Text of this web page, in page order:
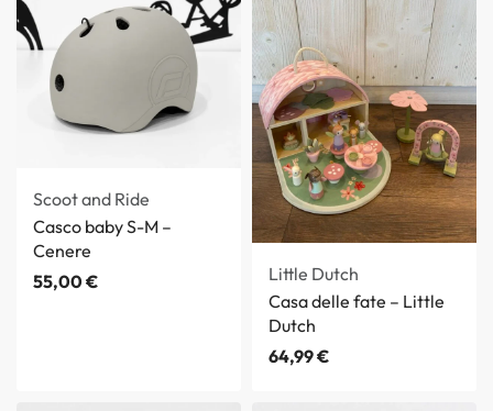
Scoot and Ride
Casco baby S-M –
Cenere
55,00€
Little Dutch
Casa delle fate – Little
Dutch
64,99€